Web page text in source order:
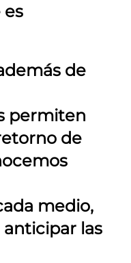
es
de
permiten
de
medio,
las